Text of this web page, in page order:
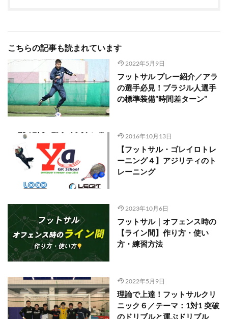
こちらの記事も読まれています
2022年5月9日
フットサル プレー紹介／アラ
の選手必見！ブラジル人選手
の標準装備”時間差ターン”
2016年10月13日
【フットサル・ゴレイロトレ
ーニング４】アジリティのト
レーニング
2023年10月6日
フットサル｜オフェンス時の
【ライン間】作り方・使い
方・練習方法
2022年5月9日
理論で上達！フットサルクリ
ニック６／テーマ：1対1 突破
のドリブルと運ぶドリブル